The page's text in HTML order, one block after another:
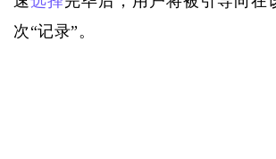
次“记录”。